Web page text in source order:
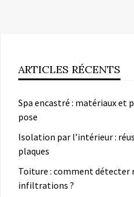
ARTICLES RÉCENTS
Spa encastré : matériaux et
pose
Isolation par l’intérieur :
plaques
Toiture : comment détecter
infiltrations ?